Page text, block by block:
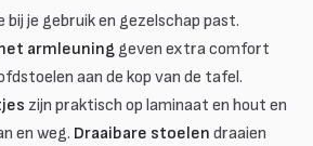
bij je gebruik en gezelschap past.
armleuninggeven extra comfort
aan de kop van de tafel.
zijn praktisch op laminaat en hout en
en weg. Draaibare stoelen draaien